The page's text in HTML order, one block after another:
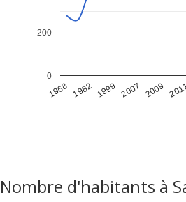
1968 1982 1999 2007 2009
0
200
Nombre d'habitants à